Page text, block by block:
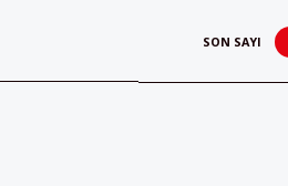
SON SAYI